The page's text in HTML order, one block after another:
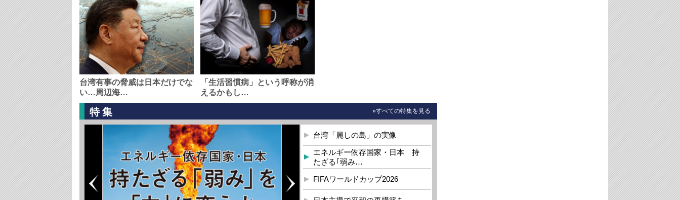
台湾有事の脅威は日本だけでな
い…周辺海…
「生活習慣病」という呼称が消
えるかもし…
特集 »すべての特集を見る
台湾「麗しの島」の実像
エネルギー依存国家・日本 持
たざる｢弱み…
FIFAワールドカップ2026